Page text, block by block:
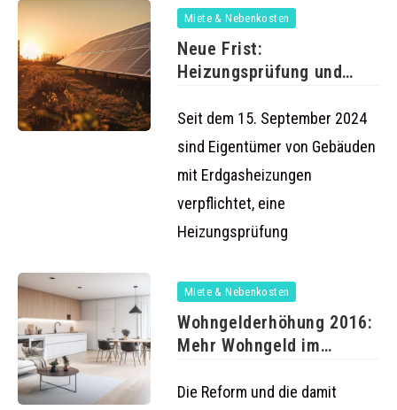
Miete & Nebenkosten
Neue Frist:
Heizungsprüfung und
September
Seit dem 15. September 2024
sind Eigentümer von Gebäuden
mit Erdgasheizungen
verpflichtet, eine
Heizungsprüfung
Miete & Nebenkosten
Wohngelderhöhung 2016:
Mehr Wohngeld im
Die Reform und die damit